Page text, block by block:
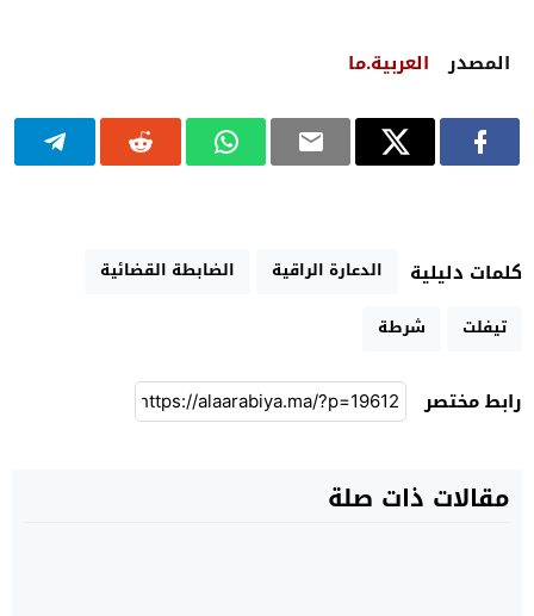
المصدر العربية.ما
كلمات دليلية الدعارة الراقية
الضابطة القضائية
تيفلت
شرطة
رابط مختصر
مقالات ذات صلة